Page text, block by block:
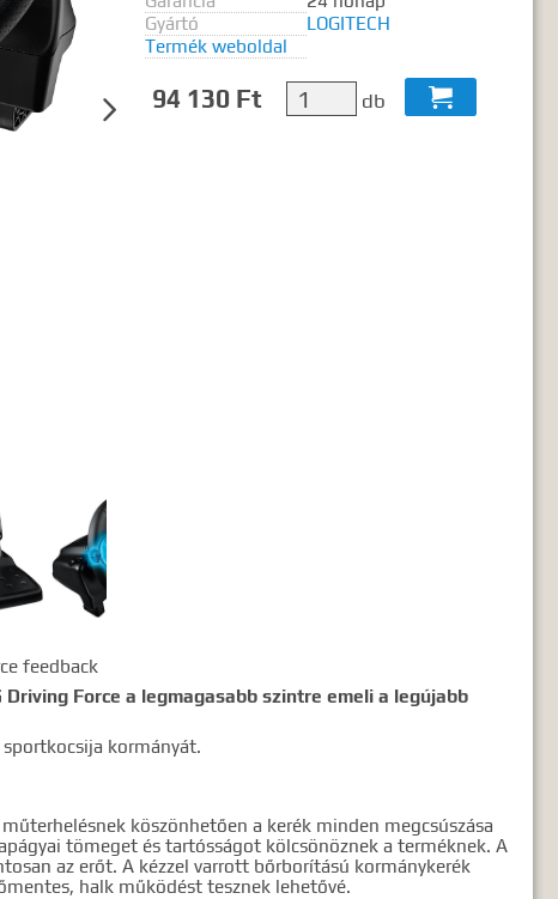
szó2 szó..."

Gyártó
LOGITECH
Termék weboldal
94 130 Ft db 
feedback
Force a legmagasabb szintre emeli a legújabb
kormányát.
köszönhetően a kerék minden megcsúszása
tömeget és tartósságot kölcsönöznek a terméknek. A
az erőt. A kézzel varrott bőrborítású kormánykerék
halk működést tesznek lehetővé.